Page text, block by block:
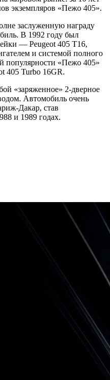
экземпляров «Пежо 405».
заслуженную награду
В 1992 году был
— Peugeot 405 T16,
и системой полного
популярности «Пежо 405»
405 Turbo 16GR.
«заряженное» 2-дверное
Автомобиль очень
Дакар, став
и 1989 годах.